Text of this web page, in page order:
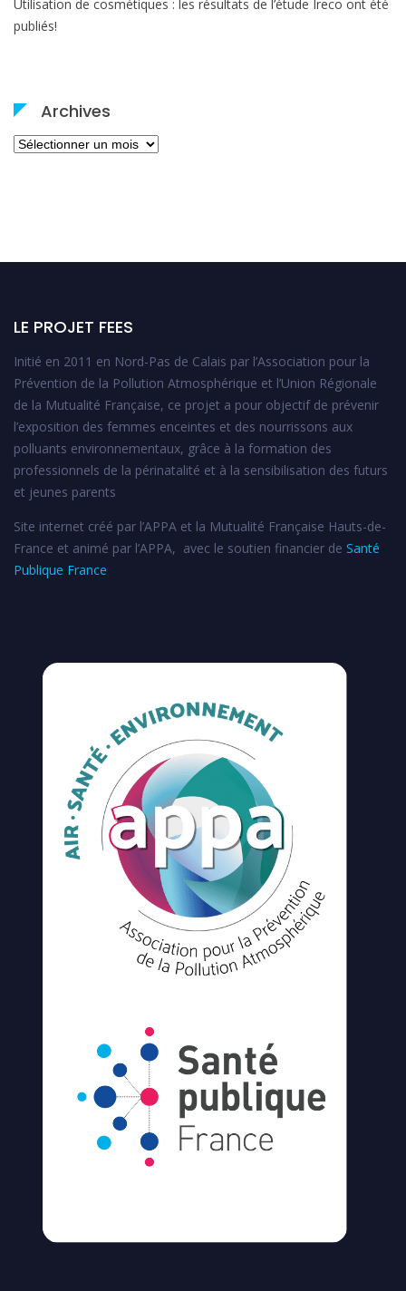
Utilisation de cosmétiques : les résultats de l’étude Ireco ont été
publiés!
Archives
Archives
LE PROJET FEES
Initié en 2011 en Nord-Pas de Calais par l’Association pour la
Prévention de la Pollution Atmosphérique et l’Union Régionale
de la Mutualité Française, ce projet a pour objectif de prévenir
l’exposition des femmes enceintes et des nourrissons aux
polluants environnementaux, grâce à la formation des
professionnels de la périnatalité et à la sensibilisation des futurs
et jeunes parents
Site internet créé par l’APPA et la Mutualité Française Hauts-de-
France et animé par l’APPA, avec le soutien financier de Santé
Publique France